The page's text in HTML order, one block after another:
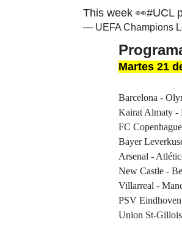
This week 👀#UCL
— UEFA Champions
Martes 21
Barcelona -
Kairat Almaty -
FC
Bayer
Arsenal -
New Castle -
Villarreal -
PSV
Union St-